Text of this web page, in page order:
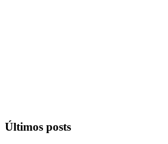
Últimos posts